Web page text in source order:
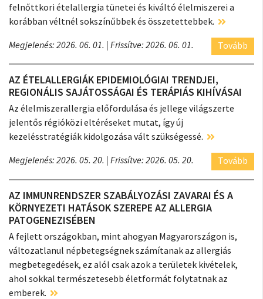
felnőttkori ételallergia tünetei és kiváltó élelmiszerei a
korábban véltnél sokszínűbbek és összetettebbek.
Megjelenés: 2026. 06. 01. | Frissítve: 2026. 06. 01. Tovább
AZ ÉTELALLERGIÁK EPIDEMIOLÓGIAI TRENDJEI,
REGIONÁLIS SAJÁTOSSÁGAI ÉS TERÁPIÁS KIHÍVÁSAI
Az élelmiszerallergia előfordulása és jellege világszerte
jelentős régióközi eltéréseket mutat, így új
kezelésstratégiák kidolgozása vált szükségessé.
Megjelenés: 2026. 05. 20. | Frissítve: 2026. 05. 20. Tovább
AZ IMMUNRENDSZER SZABÁLYOZÁSI ZAVARAI ÉS A
KÖRNYEZETI HATÁSOK SZEREPE AZ ALLERGIA
PATOGENEZISÉBEN
A fejlett országokban, mint ahogyan Magyarországon is,
változatlanul népbetegségnek számítanak az allergiás
megbetegedések, ez alól csak azok a területek kivételek,
ahol sokkal természetesebb életformát folytatnak az
emberek.